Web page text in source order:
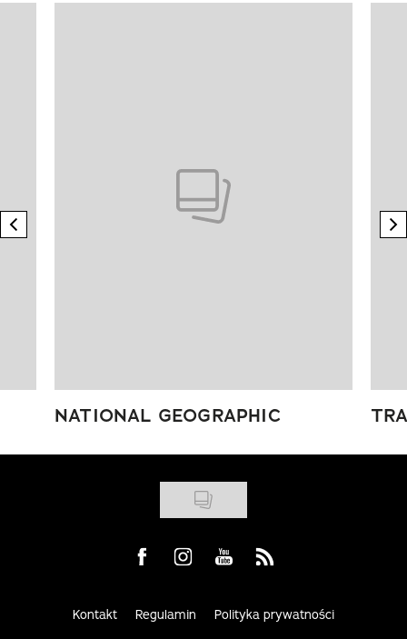
previous element
NATIONAL GEOGRAPHIC
Visit us on Facebook
Visit us on Instagram
Visit us on Youtube
Visit us on Rss
Kontakt Regulamin Polityka prywatności